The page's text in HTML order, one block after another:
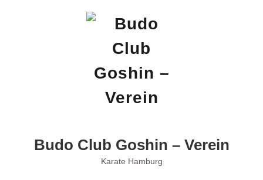
Budo Club Goshin – Verein
Karate Hamburg